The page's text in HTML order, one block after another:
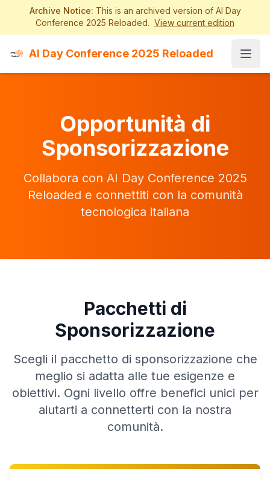
Archive Notice: This is an archived version of AI Day
Conference 2025 Reloaded. View current edition
AI Day Conference 2025 Reloaded
Opportunità di
Sponsorizzazione
Collabora con AI Day Conference 2025
Reloaded e connettiti con la comunità
tecnologica italiana
Pacchetti di
Sponsorizzazione
Scegli il pacchetto di sponsorizzazione che
meglio si adatta alle tue esigenze e
obiettivi. Ogni livello offre benefici unici per
aiutarti a connetterti con la nostra
comunità.